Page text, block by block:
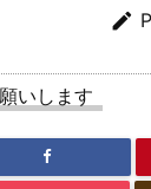

いします